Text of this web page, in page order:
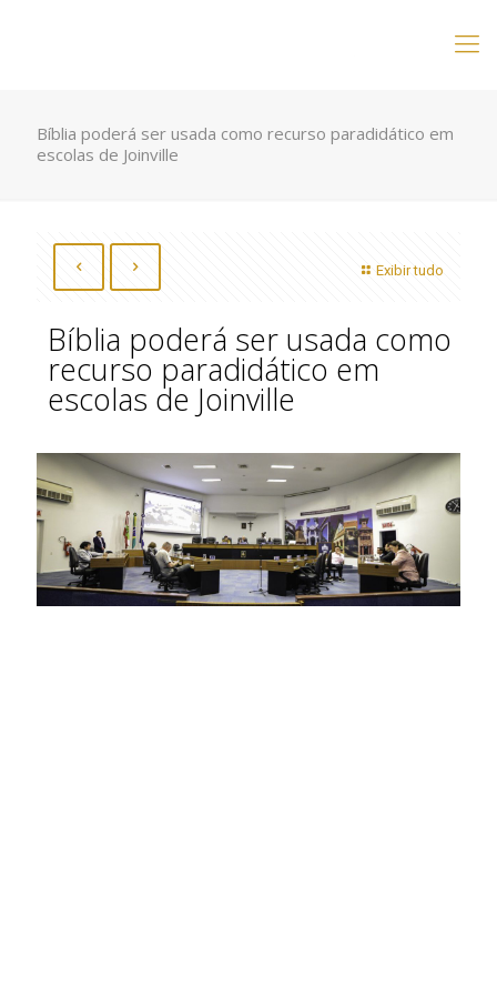
Bíblia poderá ser usada como recurso paradidático em
escolas de Joinville
Exibir tudo
Bíblia poderá ser usada como
recurso paradidático em
escolas de Joinville